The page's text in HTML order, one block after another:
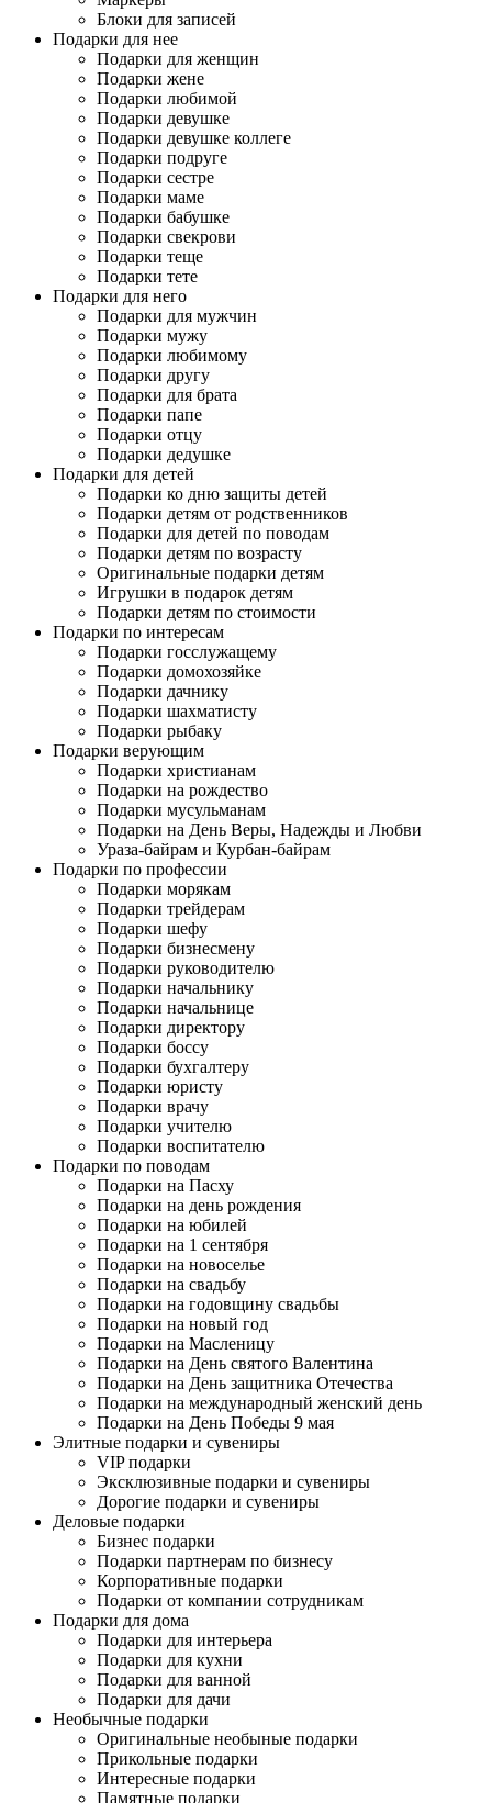
Блоки для записей
Подарки для нее
Подарки для женщин
Подарки жене
Подарки любимой
Подарки девушке
Подарки девушке коллеге
Подарки подруге
Подарки сестре
Подарки маме
Подарки бабушке
Подарки свекрови
Подарки теще
Подарки тете
Подарки для него
Подарки для мужчин
Подарки мужу
Подарки любимому
Подарки другу
Подарки для брата
Подарки папе
Подарки отцу
Подарки дедушке
Подарки для детей
Подарки ко дню защиты детей
Подарки детям от родственников
Подарки для детей по поводам
Подарки детям по возрасту
Оригинальные подарки детям
Игрушки в подарок детям
Подарки детям по стоимости
Подарки по интересам
Подарки госслужащему
Подарки домохозяйке
Подарки дачнику
Подарки шахматисту
Подарки рыбаку
Подарки верующим
Подарки христианам
Подарки на рождество
Подарки мусульманам
Подарки на День Веры, Надежды и Любви
Ураза-байрам и Курбан-байрам
Подарки по профессии
Подарки морякам
Подарки трейдерам
Подарки шефу
Подарки бизнесмену
Подарки руководителю
Подарки начальнику
Подарки начальнице
Подарки директору
Подарки боссу
Подарки бухгалтеру
Подарки юристу
Подарки врачу
Подарки учителю
Подарки воспитателю
Подарки по поводам
Подарки на Пасху
Подарки на день рождения
Подарки на юбилей
Подарки на 1 сентября
Подарки на новоселье
Подарки на свадьбу
Подарки на годовщину свадьбы
Подарки на новый год
Подарки на Масленицу
Подарки на День святого Валентина
Подарки на День защитника Отечества
Подарки на международный женский день
Подарки на День Победы 9 мая
Элитные подарки и сувениры
VIP подарки
Эксклюзивные подарки и сувениры
Дорогие подарки и сувениры
Деловые подарки
Бизнес подарки
Подарки партнерам по бизнесу
Корпоративные подарки
Подарки от компании сотрудникам
Подарки для дома
Подарки для интерьера
Подарки для кухни
Подарки для ванной
Подарки для дачи
Необычные подарки
Оригинальные необыные подарки
Прикольные подарки
Интересные подарки
Памятные подарки